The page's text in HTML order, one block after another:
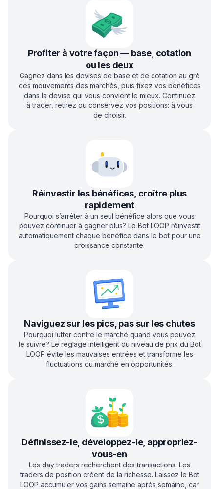
Profiter à votre façon — base, cotation
ou les deux
Gagnez dans les devises de base et de cotation au gré
des mouvements des marchés, puis fixez vos bénéfices
dans la devise qui vous convient le mieux. Continuez
à trader, retirez ou conservez vos positions: à vous
de choisir.
Réinvestir les bénéfices, croître plus
rapidement
Pourquoi s’arrêter à un seul bénéfice alors que vous
pouvez continuer à gagner plus? Le Bot LOOP réinvestit
automatiquement chaque bénéfice dans le bot pour une
croissance constante.
Naviguez sur les pics, pas sur les chutes
Pourquoi lutter contre le marché quand vous pouvez
le suivre? Le réglage intelligent du niveau de prix du Bot
LOOP évite les mauvaises entrées et transforme les
fluctuations du marché en opportunités.
Définissez-le, développez-le, appropriez-
vous-en
Les day traders recherchent des transactions. Les
traders de position créent de la richesse. Laissez le Bot
LOOP accumuler vos gains semaine après semaine, car